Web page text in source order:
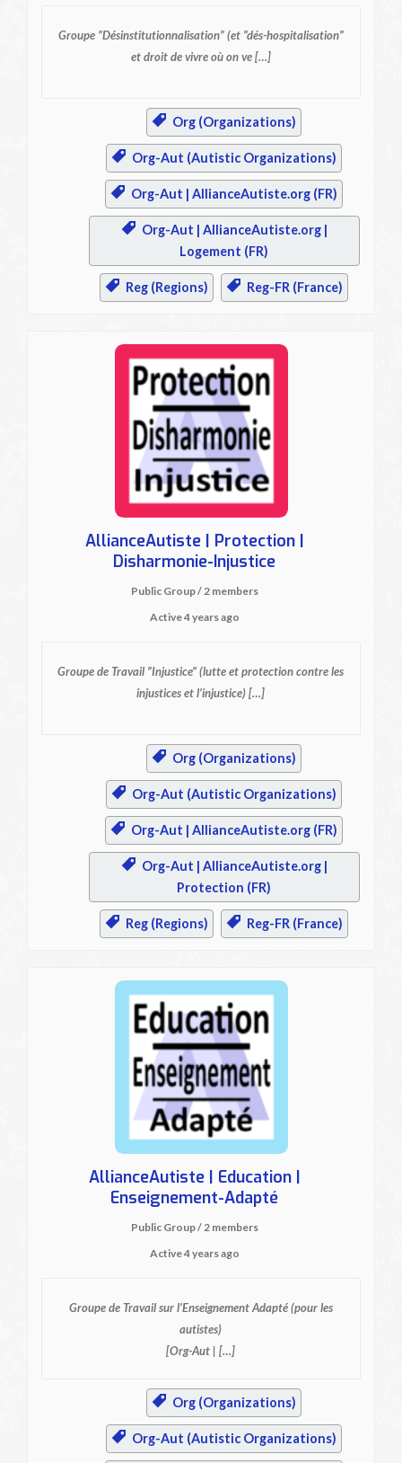
Groupe ”Désinstitutionnalisation”(et ”dés-hospitalisation”
et droit de vivre où on ve […]
Org (Organizations)
Org-Aut (Autistic Organizations)
Org-Aut | AllianceAutiste.org (FR)
Org-Aut | AllianceAutiste.org |
Logement (FR)
Reg (Regions) Reg-FR (France)
AllianceAutiste | Protection |
Disharmonie-Injustice
Public Group / 2 members
Active4 years ago
Groupe de Travail ”Injustice”(lutte et protection contre les
injustices et l’injustice) […]
Org (Organizations)
Org-Aut (Autistic Organizations)
Org-Aut | AllianceAutiste.org (FR)
Org-Aut | AllianceAutiste.org |
Protection (FR)
Reg (Regions) Reg-FR (France)
AllianceAutiste | Education |
Enseignement-Adapté
Public Group / 2 members
Active4 years ago
Groupe de Travail sur l’Enseignement Adapté(pour les
autistes)
[Org-Aut | […]
Org (Organizations)
Org-Aut (Autistic Organizations)